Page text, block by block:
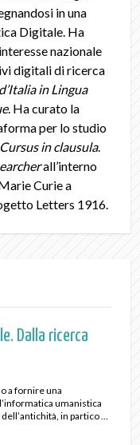
in una
Digitale. Ha
nazionale
digitali di ricerca
in Lingua
. Ha curato la
per lo studio
Cursus in clausula.
all’interno
Curie a
Letters 1916.
Dalla ricerca
a fornire una
umanistica
in partico ...